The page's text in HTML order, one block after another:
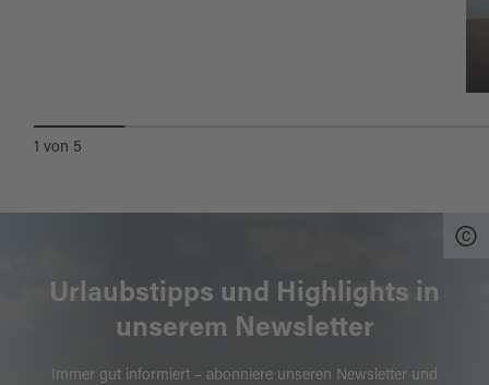
1 von 5
Urlaubstipps und Highlights in
unserem Newsletter
Immer gut informiert – abonniere unseren Newsletter und